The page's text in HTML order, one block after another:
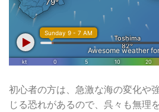
初心者の方は、急激な海の変化や
じる恐れがあるので、呉々も無理